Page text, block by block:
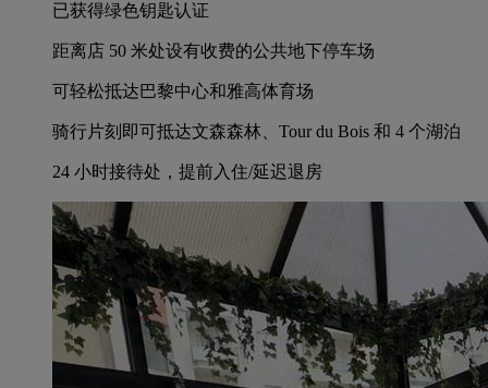
已获得绿色钥匙认证
距离店 50 米处设有收费的公共地下停车场
可轻松抵达巴黎中心和雅高体育场
骑行片刻即可抵达文森森林、Tour du Bois 和 4 个湖泊
24 小时接待处，提前入住/延迟退房